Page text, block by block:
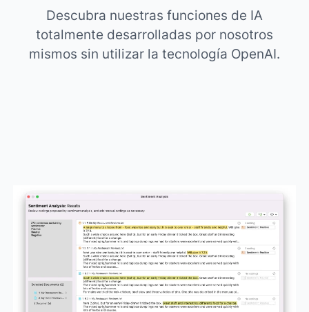
Descubra nuestras funciones de IA
totalmente desarrolladas por nosotros
mismos sin utilizar la tecnología OpenAI.